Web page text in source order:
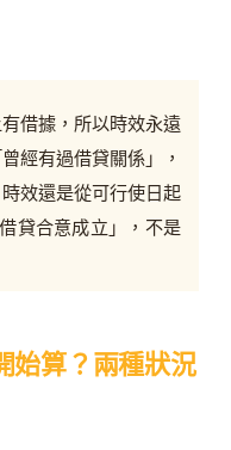
借據，所以時效永遠
經有過借貸關係」，
效還是從可行使日起
貸合意成立」，不是
始算？兩種狀況